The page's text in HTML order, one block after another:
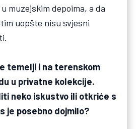
muzejskim depoima, a da
uopšte nisu svjesni
temelji i na terenskom
u privatne kolekcije.
neko iskustvo ili otkriće s
je posebno dojmilo?